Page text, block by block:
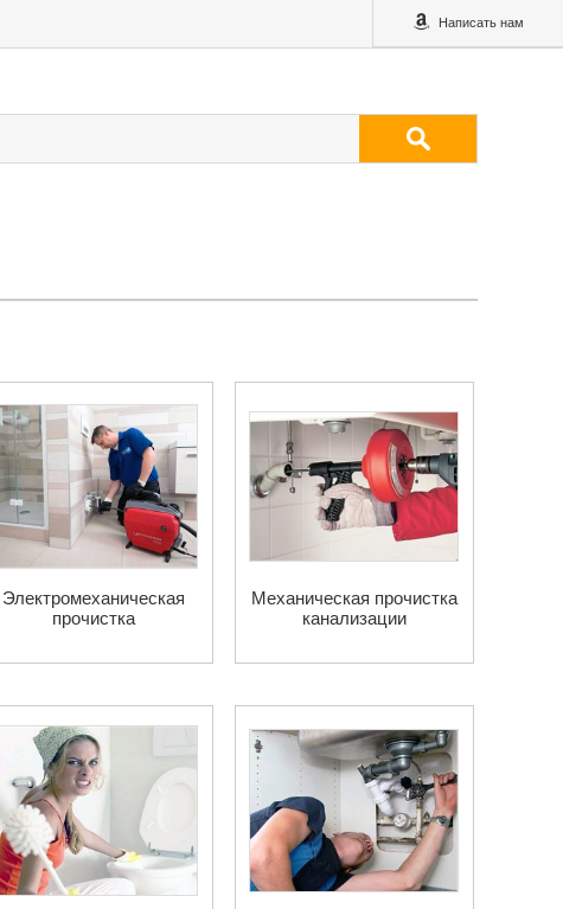
Написать нам
Электромеханическая
прочистка
Механическая прочистка
канализации